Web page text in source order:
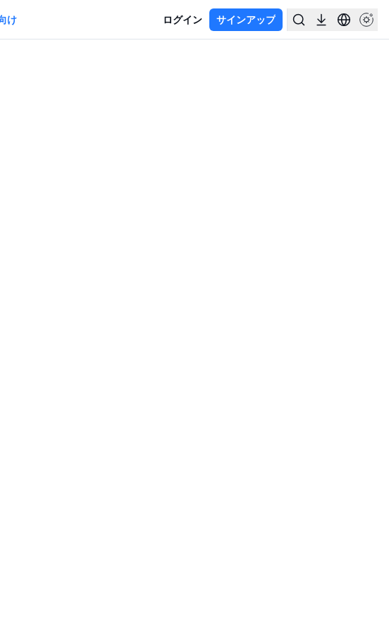
け ログイン サインアップ